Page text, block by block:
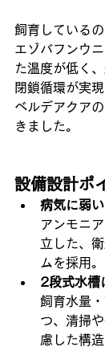
飼育している
エゾバフンウ
た温度が低く
閉鎖循環が実
ベルデアクア
きました。
設備設計ポ
病気に弱
アンモニ
立した、
ムを採用。
2段式水槽
飼育水量
つ、清掃
慮した構造